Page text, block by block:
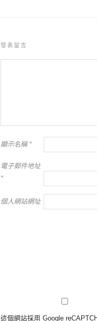
發表留言
顯示名稱 *
電子郵件地址
*
個人網站網址
這個網站採用 Google